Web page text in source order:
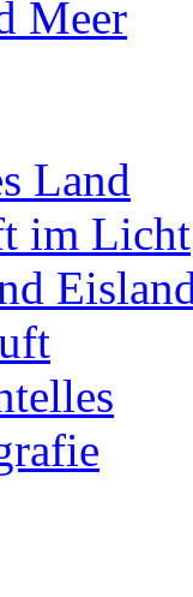
Meer
Land
im Licht